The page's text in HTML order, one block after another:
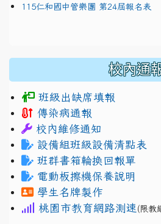
115仁和國中管樂團 第24屆報名表
校內通
班級出缺席填報
傳染病通報
校內維修通知
設備組班級設備清點表
班群書箱輪換回報單
電動板擦機保養說明
學生名牌製作
桃園市教育網路測速 (限教